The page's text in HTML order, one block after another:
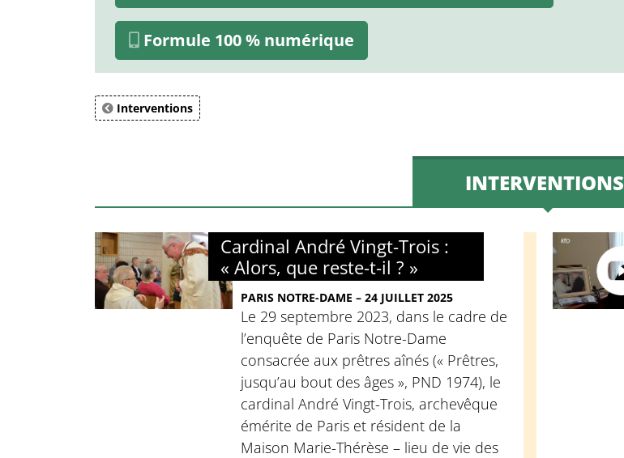
Formule 100 % numérique
Interventions
INTERVENTIONS
Cardinal André Vingt-Trois :
« Alors, que reste-t-il ? »
PARIS NOTRE-DAME – 24 JUILLET 2025
Le 29 septembre 2023, dans le cadre de
l’enquête de Paris Notre-Dame
consacrée aux prêtres aînés (« Prêtres,
jusqu’au bout des âges », PND 1974), le
cardinal André Vingt-Trois, archevêque
émérite de Paris et résident de la
Maison Marie-Thérèse – lieu de vie des